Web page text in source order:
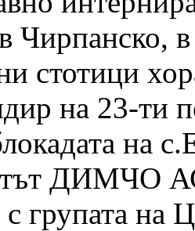
Чирпанско, в
стотици
на 23-ти
на
ДИМЧО
с групата